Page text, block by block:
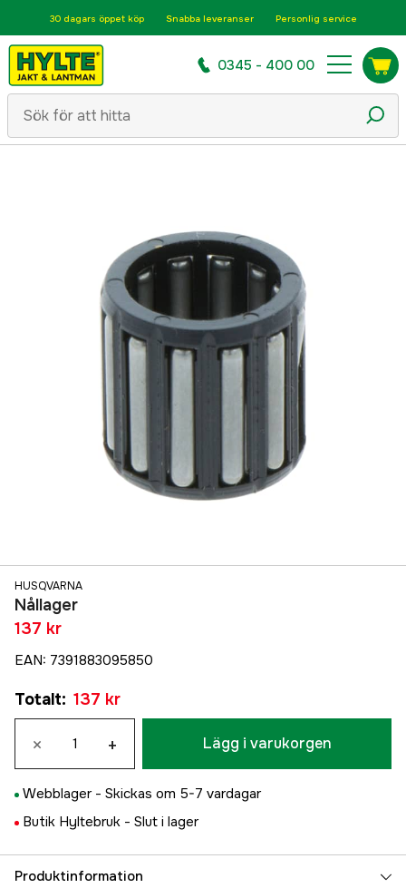
30 dagars öppet köp Snabba leveranser Personlig service
0345 - 400 00
HUSQVARNA
Nållager
137 kr
EAN: 7391883095850
Totalt: 137 kr
× + Lägg i varukorgen
Webblager - Skickas om 5-7 vardagar
Butik Hyltebruk - Slut i lager
Produktinformation